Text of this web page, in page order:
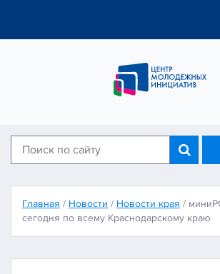
Главная / Новости / Новости края /
сегодня по всему Краснодарскому краю